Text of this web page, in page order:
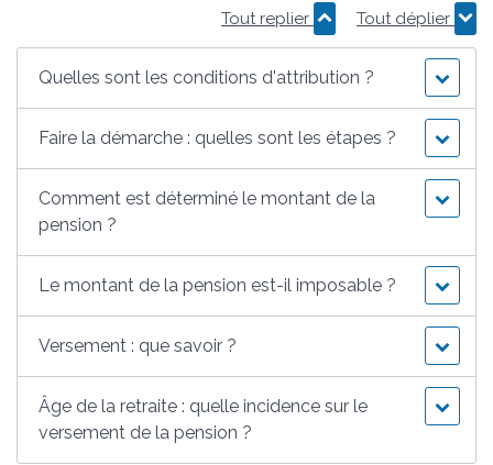
Tout replier Tout déplier
Quelles sont les conditions d'attribution ?
Faire la démarche : quelles sont les étapes ?
Comment est déterminé le montant de la
pension ?
Le montant de la pension est-il imposable ?
Versement : que savoir ?
Âge de la retraite : quelle incidence sur le
versement de la pension ?